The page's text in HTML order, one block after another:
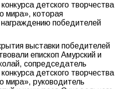
детского творчества
мира», которая
победителей
выставки победителей
епископ Амурский и
сопредседатель
детского творчества
мира», руководитель